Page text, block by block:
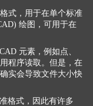
式，用于在单个标准
绘图，可用于在
元素，例如点、
程序读取。但是，在
实会导致文件大小快
格式，因此有许多